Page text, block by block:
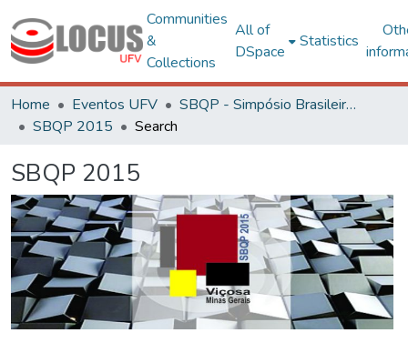
Communities
&
Collections
All of
DSpace
Statistics
Home Eventos UFV
SBQP - Simpósio Brasileiro de Qualidade do Projeto no Ambiente Construído
SBQP 2015
Search
SBQP 2015